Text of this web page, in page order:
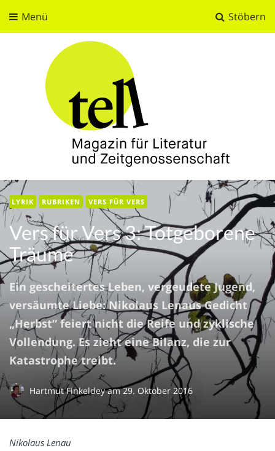
Stöbern
Menü
tell
Magazin für Literatur und Zeitgenossenschaft
LYRIK RUBRIKEN VERS FÜR VERS
Vers für Vers 3: Totgeborene
Träume
Ein gescheitertes Leben, vergeudete Jugend,
versäumte Liebe: Nikolaus Lenaus Gedicht
„Herbst“ feiert nicht die Reife und zyklische
Vollendung. Es zieht eine Bilanz, die zur
Katastrophe treibt.
Hartmut Finkeldeyam 29. Oktober 2016
Nikolaus Lenau